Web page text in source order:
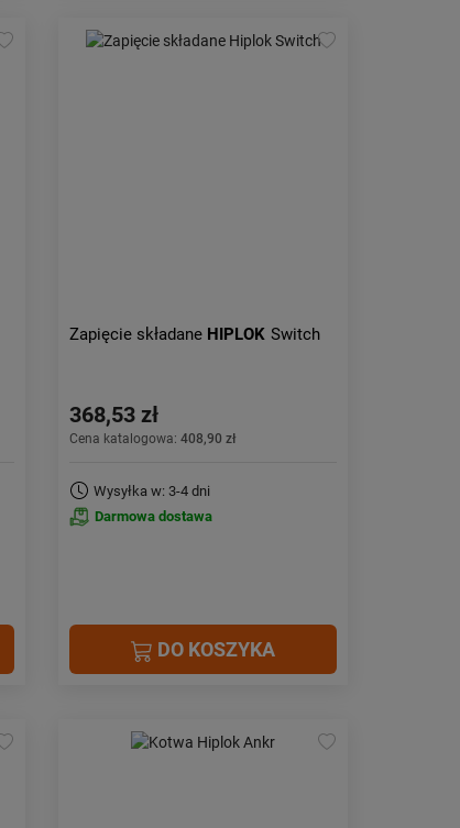
Zapięcie składane HIPLOK Switch
368,53 zł
Cena katalogowa:408,90 zł
Wysyłka w: 3-4 dni
Darmowa dostawa
DO KOSZYKA